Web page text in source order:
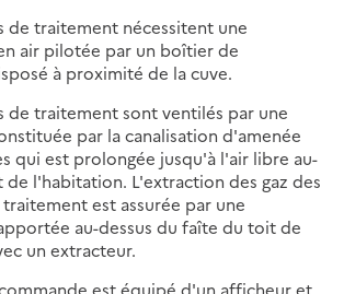
de traitement nécessitent une
air pilotée par un boîtier de
à proximité de la cuve.
de traitement sont ventilés par une
par la canalisation d'amenée
qui est prolongée jusqu'à l'air libre au-
de l'habitation. L'extraction des gaz des
est assurée par une
au-dessus du faîte du toit de
un extracteur.
est équipé d'un afficheur et